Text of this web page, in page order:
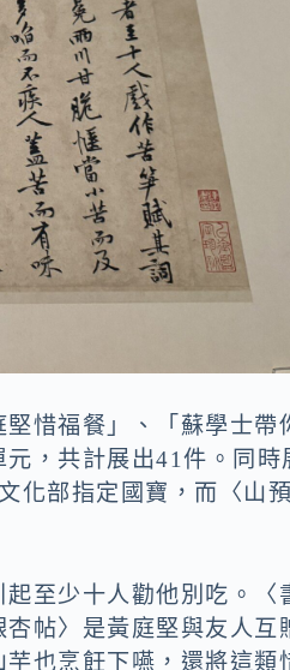
惜福餐」、「蘇學士帶
，共計展出41件。同時
化部指定國寶，而〈山
至少十人勸他別吃。〈
帖〉是黃庭堅與友人互
也烹飪下嚥，還將這類